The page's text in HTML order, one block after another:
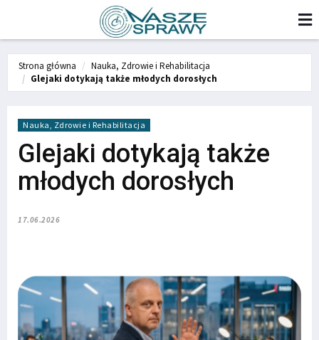
Strona główna
Nauka, Zdrowie i Rehabilitacja
Glejaki dotykają także młodych dorosłych
Nauka, Zdrowie i Rehabilitacja
Glejaki dotykają także
młodych dorosłych
17.06.2026